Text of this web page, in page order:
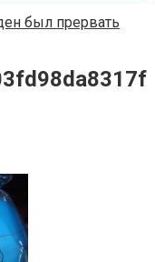
был прервать